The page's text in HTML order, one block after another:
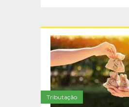
Tributação